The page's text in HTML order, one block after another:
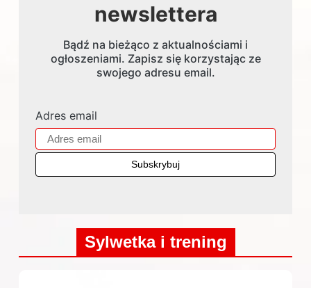
newslettera
Bądź na bieżąco z aktualnościami i
ogłoszeniami. Zapisz się korzystając ze
swojego adresu email.
Adres email
Sylwetka i trening